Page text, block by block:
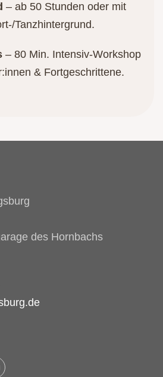
– ab 50 Stunden oder mit
Tanzhintergrund.
– 80 Min. Intensiv-Workshop
& Fortgeschrittene.
des Hornbachs